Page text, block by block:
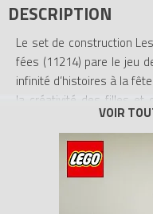
DESCRIPTION
Le set de construction
fées (11214) pare le jeu
infinité d’histoires à la
la créativité des filles et
Gabby et la maison
les figurines de Pandy
les chats de Gabby,
montagnes russes
pause, les enfants